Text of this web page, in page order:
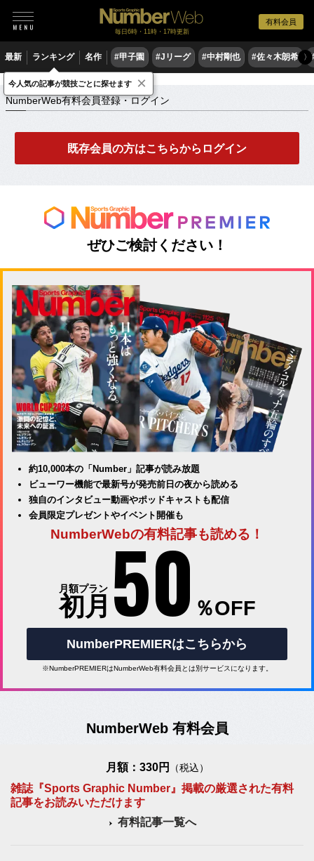
有料会員
毎日6時・11時・17時更新
最新 ランキング 名作 #甲子園 #Jリーグ #中村剛也 #佐々木朗希 〉
NumberWeb有料会員登録・ログイン
NumberWeb有料会員登録・ログイン
既存会員の方はこちらからログイン
ぜひご検討ください！
約10,000本の「Number」記事が読み放題
ビューワー機能で最新号が発売前日の夜から読める
独自のインタビュー動画やポッドキャストも配信
会員限定プレゼントやイベント開催も
NumberWebの有料記事も読める！
月額プラン
初月 50 ％OFF
NumberPREMIERはこちらから
※NumberPREMIERはNumberWeb有料会員とは別サービスになります。
NumberWeb 有料会員
月額：330円 （税込）
雑誌『Sports Graphic Number』掲載の厳選された有料
記事をお読みいただけます
有料記事一覧へ
今人気の記事が競技ごとに探せます ×